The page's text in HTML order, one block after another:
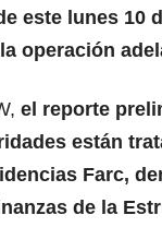
este lunes 10
operación
el reporte
están
Farc,
de la